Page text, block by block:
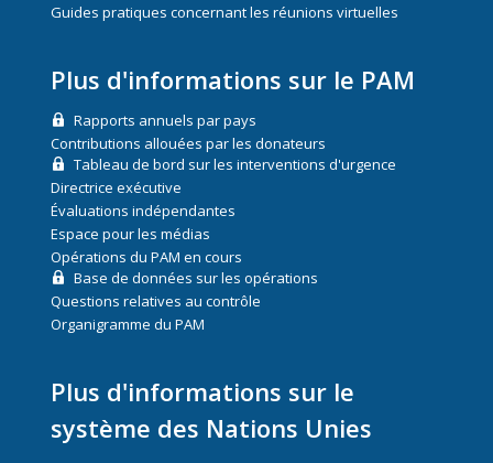
Guides pratiques concernant les réunions virtuelles
Plus d'informations sur le PAM
Rapports annuels par pays
Contributions allouées par les donateurs
Tableau de bord sur les interventions d'urgence
Directrice exécutive
Évaluations indépendantes
Espace pour les médias
Opérations du PAM en cours
Base de données sur les opérations
Questions relatives au contrôle
Organigramme du PAM
Plus d'informations sur le
système des Nations Unies